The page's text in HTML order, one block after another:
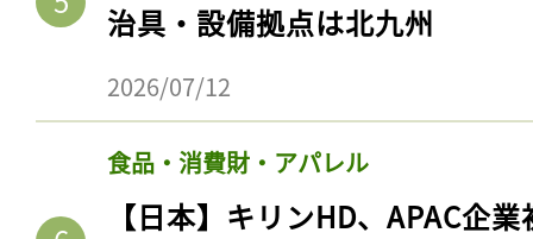
治具・設備拠点は北九州
2026/07/12
食品・消費財・アパレル
【日本】キリンHD、APAC企